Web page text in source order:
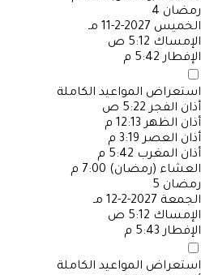
رمضان 4
الخميس 2027-2-11 مـ
الإمساك 5:12 ص
الإفطار 5:42 م
استعراض المواعيد الكاملة
أذان الفجر 5:22 ص
أذان الظهر 12:13 م
أذان العصر 3:19 م
أذان المغرب 5:42 م
العشاء (رمضان) 7:00 م
رمضان 5
الجمعة 2027-2-12 مـ
الإمساك 5:12 ص
الإفطار 5:43 م
استعراض المواعيد الكاملة